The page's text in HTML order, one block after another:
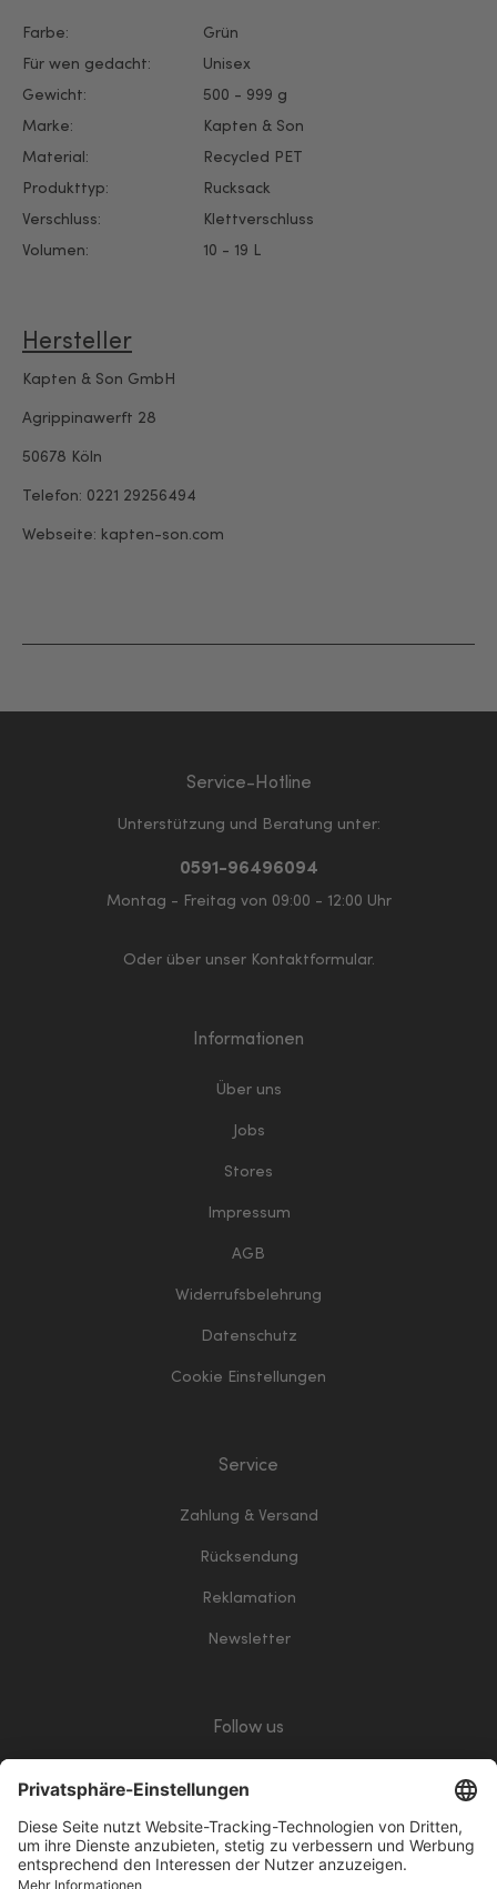
Farbe:
Grün
Für wen gedacht:
Unisex
Gewicht:
500 - 999 g
Marke:
Kapten & Son
Material:
Recycled PET
Produkttyp:
Rucksack
Verschluss:
Klettverschluss
Volumen:
10 - 19 L
Hersteller
Kapten & Son GmbH
Agrippinawerft 28
50678 Köln
Telefon: 0221 29256494
Webseite: kapten-son.com
Service-Hotline
Unterstützung und Beratung unter:
0591-96496094
Montag - Freitag von 09:00 - 12:00 Uhr
Oder über unser Kontaktformular.
Informationen
Über uns
Jobs
Stores
Impressum
AGB
Widerrufsbelehrung
Datenschutz
Cookie Einstellungen
Service
Zahlung & Versand
Rücksendung
Reklamation
Newsletter
Follow us
giropay Klarna VorkassePayPalWhiteVisaWhite
Mastercard